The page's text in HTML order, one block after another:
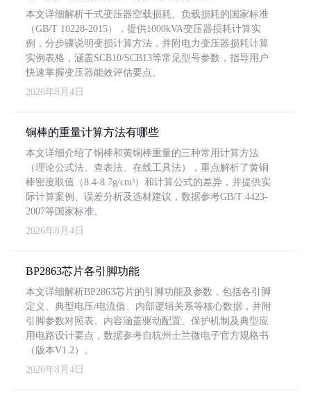
本文详细解析干式变压器空载损耗、负载损耗的国家标准
（GB/T 10228-2015），提供1000kVA变压器损耗计算实
例，分步骤说明变损计算方法，并附电力变压器损耗计算
实例表格，涵盖SCB10/SCB13等常见型号参数，指导用户
快速掌握变压器能效评估要点。
2026年8月4日
铜棒的重量计算方法有哪些
本文详细介绍了铜棒和黄铜棒重量的三种常用计算方法
（理论公式法、查表法、在线工具法），重点解析了黄铜
棒密度取值（8.4-8.7g/cm³）和计算公式的差异，并提供实
际计算案例、误差分析及选材建议，数据参考GB/T 4423-
2007等国家标准。
2026年8月4日
BP2863芯片各引脚功能
本文详细解析BP2863芯片的引脚功能及参数，包括各引脚
定义、典型电压/电流值、内部逻辑关系等核心数据，并附
引脚参数对照表。内容涵盖驱动配置、保护机制及典型应
用电路设计要点，数据参考自杭州士兰微电子官方规格书
（版本V1.2）。
2026年8月4日